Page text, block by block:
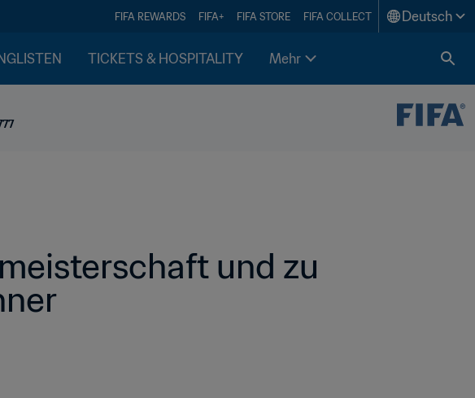
FIFA REWARDS FIFA+ FIFA STORE FIFA COLLECT Deutsch
TICKETS & HOSPITALITY Mehr
und zu